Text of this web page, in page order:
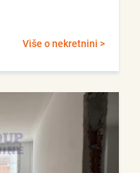
Više o nekretnini >